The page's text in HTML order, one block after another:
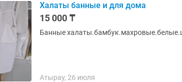
Халаты банные и для дома
15 000 ₸
Банные
Атырау, 26 июля